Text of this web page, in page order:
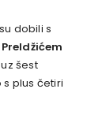
dobili s
šest
plus četiri